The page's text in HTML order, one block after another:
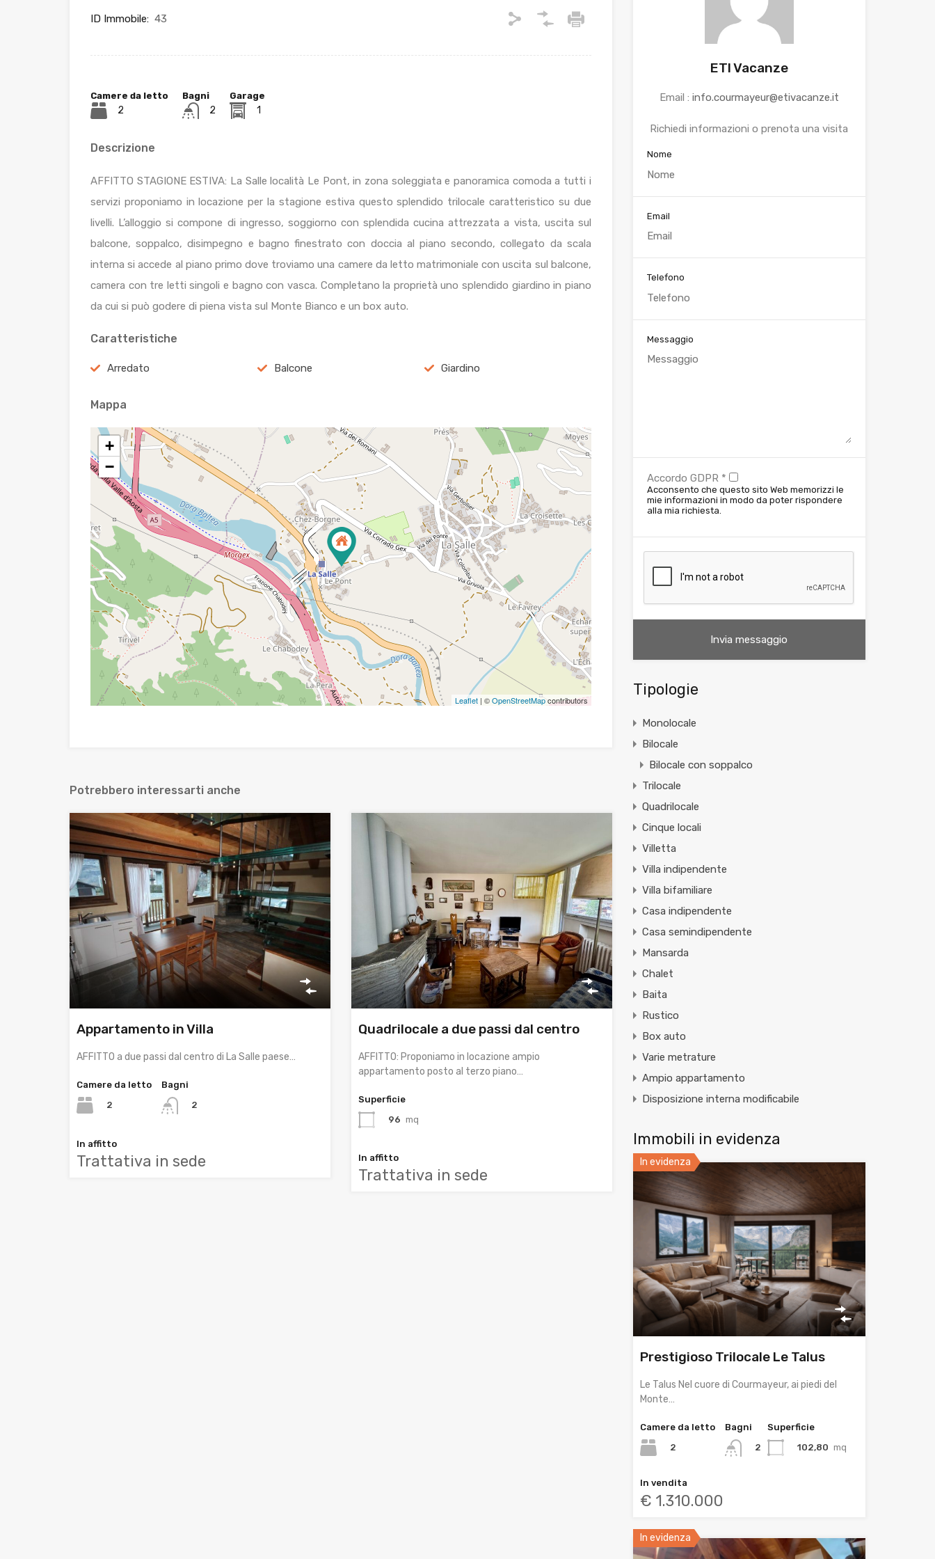
ID Immobile: 43
Camere da letto
2
Bagni
2
Garage
1
Descrizione
AFFITTO STAGIONE ESTIVA: La Salle località Le Pont, in zona soleggiata e panoramica comoda a tutti i
servizi proponiamo in locazione per la stagione estiva questo splendido trilocale caratteristico su due
livelli. L’alloggio si compone di ingresso, soggiorno con splendida cucina attrezzata a vista, uscita sul
balcone, soppalco, disimpegno e bagno finestrato con doccia al piano secondo, collegato da scala
interna si accede al piano primo dove troviamo una camere da letto matrimoniale con uscita sul balcone,
camera con tre letti singoli e bagno con vasca. Completano la proprietà uno splendido giardino in piano
da cui si può godere di piena vista sul Monte Bianco e un box auto.
Caratteristiche
Arredato Balcone Giardino
Mappa
+
−
Leaflet| ©OpenStreetMapcontributors
Potrebbero interessarti anche
Appartamento in Villa
AFFITTO a due passi dal centro di La Salle paese…
Camere da letto
2
Bagni
2
In affitto
Trattativa in sede
Quadrilocale a due passi dal centro
AFFITTO: Proponiamo in locazione ampio
appartamento posto al terzo piano…
Superficie
96 mq
In affitto
Trattativa in sede
ETI Vacanze
Email : info.courmayeur@etivacanze.it
Richiedi informazioni o prenota una visita
Nome
Email
Telefono
Messaggio
Accordo GDPR *
Acconsento che questo sito Web memorizzi le
mie informazioni in modo da poter rispondere
alla mia richiesta.
Tipologie
Monolocale
Bilocale
Bilocale con soppalco
Trilocale
Quadrilocale
Cinque locali
Villetta
Villa indipendente
Villa bifamiliare
Casa indipendente
Casa semindipendente
Mansarda
Chalet
Baita
Rustico
Box auto
Varie metrature
Ampio appartamento
Disposizione interna modificabile
Immobili in evidenza
In evidenza
Prestigioso Trilocale Le Talus
Le Talus Nel cuore di Courmayeur, ai piedi del
Monte…
Camere da letto
2
Bagni
2
Superficie
102,80 mq
In vendita
€ 1.310.000
In evidenza